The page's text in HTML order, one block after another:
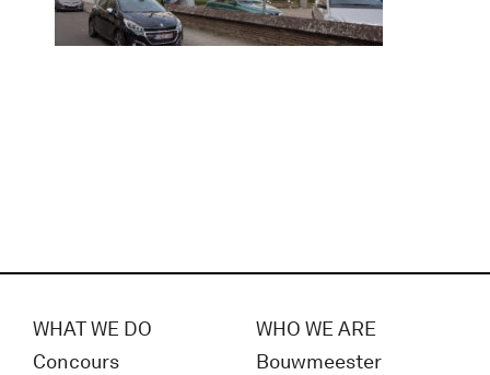
WHAT WE DO
Concours
WHO WE ARE
Bouwmeester